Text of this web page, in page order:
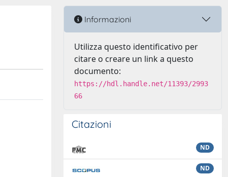
Informazioni
Utilizza questo identificativo per
citare o creare un link a questo
documento:
https://hdl.handle.net/11393/2993
66
Citazioni
ND
ND